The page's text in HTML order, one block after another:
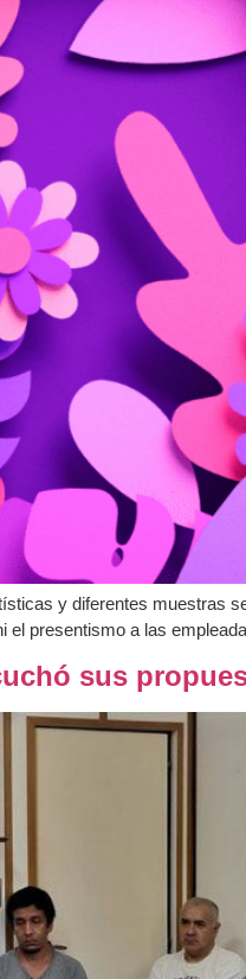
y diferentes muestras
el presentismo a las
sus